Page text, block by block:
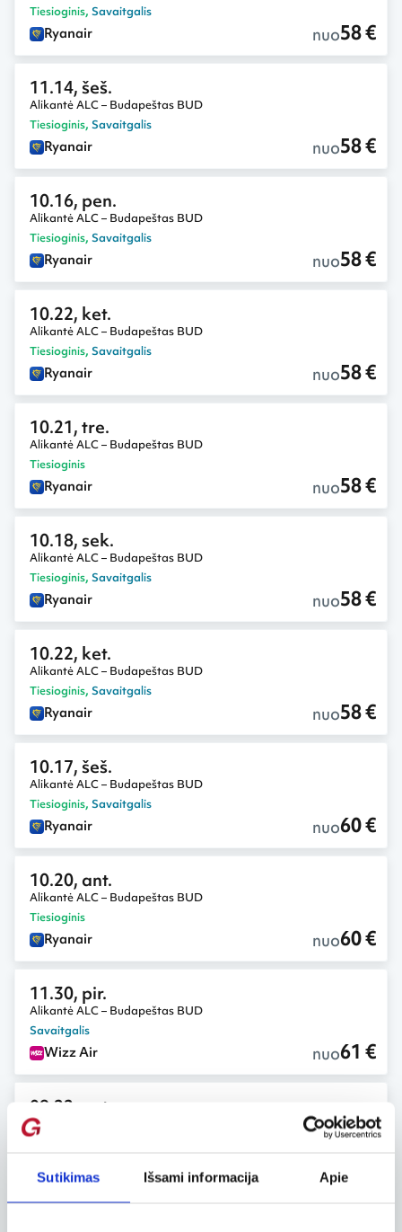
Sutikimas Išsami informacija Apie
Tiesioginis, Savaitgalis
Ryanair nuo58 €
11.14, šeš.
Alikantė ALC – Budapeštas BUD
Tiesioginis, Savaitgalis
Ryanair nuo58 €
10.16, pen.
Alikantė ALC – Budapeštas BUD
Tiesioginis, Savaitgalis
Ryanair nuo58 €
10.22, ket.
Alikantė ALC – Budapeštas BUD
Tiesioginis, Savaitgalis
Ryanair nuo58 €
10.21, tre.
Alikantė ALC – Budapeštas BUD
Tiesioginis
Ryanair nuo58 €
10.18, sek.
Alikantė ALC – Budapeštas BUD
Tiesioginis, Savaitgalis
Ryanair nuo58 €
10.22, ket.
Alikantė ALC – Budapeštas BUD
Tiesioginis, Savaitgalis
Ryanair nuo58 €
10.17, šeš.
Alikantė ALC – Budapeštas BUD
Tiesioginis, Savaitgalis
Ryanair nuo60 €
10.20, ant.
Alikantė ALC – Budapeštas BUD
Tiesioginis
Ryanair nuo60 €
11.30, pir.
Alikantė ALC – Budapeštas BUD
Savaitgalis
Wizz Air nuo61 €
09.22, ant.
Alikantė ALC – Budapeštas BUD
61 €
11.16, pir.